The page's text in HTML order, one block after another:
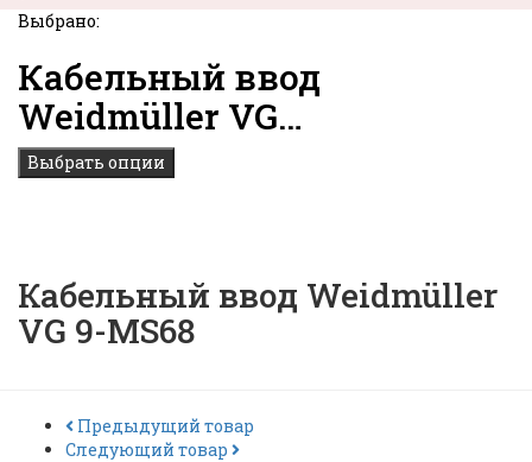
Выбрано:
Кабельный ввод
Weidmüller VG…
Выбрать опции
Кабельный ввод Weidmüller
VG 9-MS68
Предыдущий товар
Следующий товар